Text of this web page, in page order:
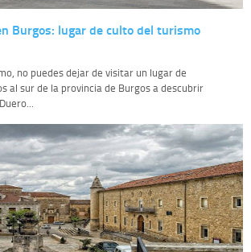
Burgos: lugar de culto del turismo
no puedes dejar de visitar un lugar de
al sur de la provincia de Burgos a descubrir